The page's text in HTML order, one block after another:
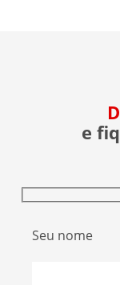
e
Seu nome